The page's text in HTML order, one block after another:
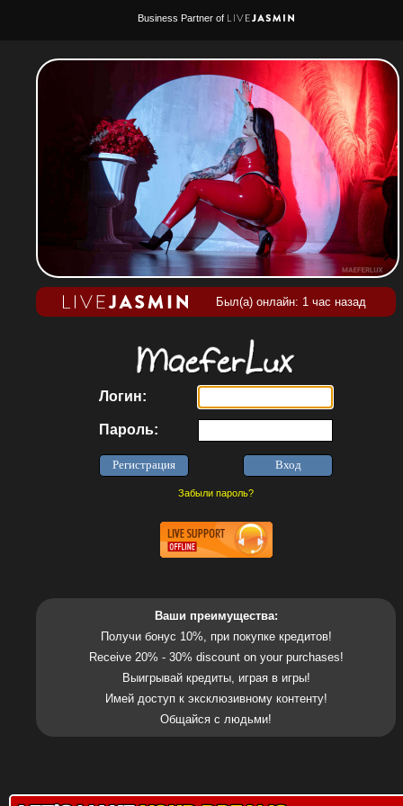
Business Partner of
Был(а) онлайн: 1 час назад
Логин:
Пароль:
Забыли пароль?
Ваши преимущества:
Получи бонус 10%, при покупке кредитов!
Receive 20% - 30% discount on your purchases!
Выигрывай кредиты, играя в игры!
Имей доступ к эксклюзивному контенту!
Общайся с людьми!